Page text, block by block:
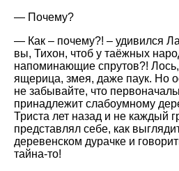
— Почему?
— Как – почему?! – удивился
вы, Тихон, чтоб у таёжных
напоминающие спрутов?! Лось,
ящерица, змея, даже паук. Но
не забывайте, что
принадлежит слабоумному
Триста лет назад и не каждый
представлял себе, как
деревенском дурачке и
тайна-то!